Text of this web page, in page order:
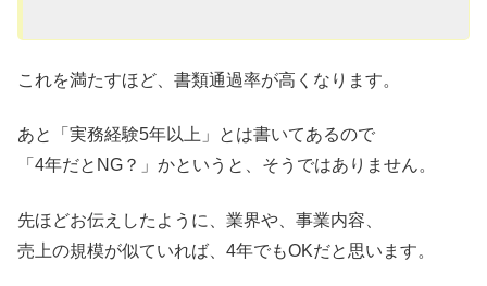
これを満たすほど、書類通過率が高くなります。
あと「実務経験5年以上」とは書いてあるので
「4年だとNG？」かというと、そうではありません。
先ほどお伝えしたように、業界や、事業内容、
売上の規模が似ていれば、4年でもOKだと思います。